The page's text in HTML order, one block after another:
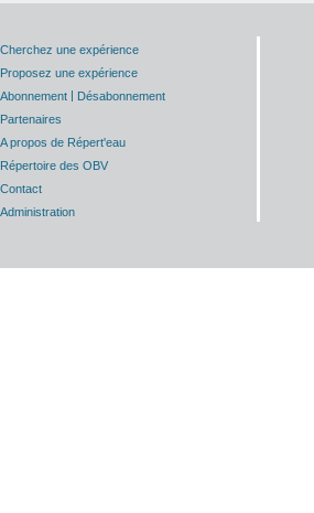
Cherchez une expérience
Proposez une expérience
Abonnement | Désabonnement
Partenaires
A propos de Répert'eau
Répertoire des OBV
Contact
Administration